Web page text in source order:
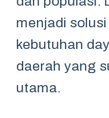
menjadi
kebutuhan
daerah yang
utama.